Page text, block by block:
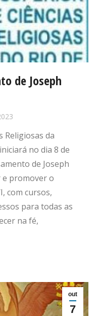
de Joseph
Religiosas da
no dia 8 de
de Joseph
e promover o
com cursos,
para todas as
na fé,
out
7